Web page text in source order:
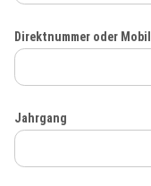
Direktnummer oder Mobil
Jahrgang